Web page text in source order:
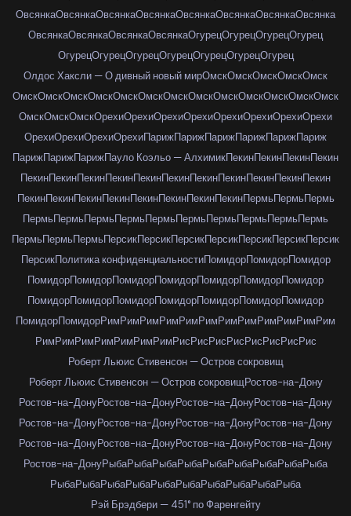
ОвсянкаОвсянкаОвсянкаОвсянкаОвсянкаОвсянкаОвсянкаОвсянка
ОвсянкаОвсянкаОвсянкаОвсянкаОгурецОгурецОгурецОгурец
ОгурецОгурецОгурецОгурецОгурецОгурецОгурец
Олдос Хаксли — О дивный новый мирОмскОмскОмскОмскОмск
ОмскОмскОмскОмскОмскОмскОмскОмскОмскОмскОмскОмскОмск
ОмскОмскОмскОрехиОрехиОрехиОрехиОрехиОрехиОрехиОрехи
ОрехиОрехиОрехиОрехиПарижПарижПарижПарижПарижПариж
ПарижПарижПарижПауло Коэльо — АлхимикПекинПекинПекинПекин
ПекинПекинПекинПекинПекинПекинПекинПекинПекинПекинПекин
ПекинПекинПекинПекинПекинПекинПекинПекинПермьПермьПермь
ПермьПермьПермьПермьПермьПермьПермьПермьПермьПермь
ПермьПермьПермьПерсикПерсикПерсикПерсикПерсикПерсикПерсик
ПерсикПолитика конфиденциальностиПомидорПомидорПомидор
ПомидорПомидорПомидорПомидорПомидорПомидорПомидор
ПомидорПомидорПомидорПомидорПомидорПомидорПомидор
ПомидорПомидорРимРимРимРимРимРимРимРимРимРимРимРим
РимРимРимРимРимРимРимРисРисРисРисРисРисРисРис
Роберт Льюис Стивенсон — Остров сокровищ
Роберт Льюис Стивенсон — Остров сокровищРостов-на-Дону
Ростов-на-ДонуРостов-на-ДонуРостов-на-ДонуРостов-на-Дону
Ростов-на-ДонуРостов-на-ДонуРостов-на-ДонуРостов-на-Дону
Ростов-на-ДонуРостов-на-ДонуРостов-на-ДонуРостов-на-Дону
Ростов-на-ДонуРыбаРыбаРыбаРыбаРыбаРыбаРыбаРыбаРыба
РыбаРыбаРыбаРыбаРыбаРыбаРыбаРыбаРыбаРыба
Рэй Брэдбери — 451° по Фаренгейту